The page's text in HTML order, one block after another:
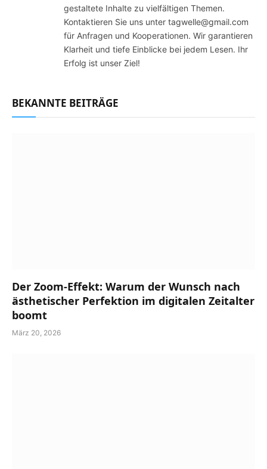
gestaltete Inhalte zu vielfältigen Themen.
Kontaktieren Sie uns unter tagwelle@gmail.com
für Anfragen und Kooperationen. Wir garantieren
Klarheit und tiefe Einblicke bei jedem Lesen. Ihr
Erfolg ist unser Ziel!
BEKANNTE BEITRÄGE
Der Zoom-Effekt: Warum der Wunsch nach
ästhetischer Perfektion im digitalen Zeitalter
boomt
März 20, 2026